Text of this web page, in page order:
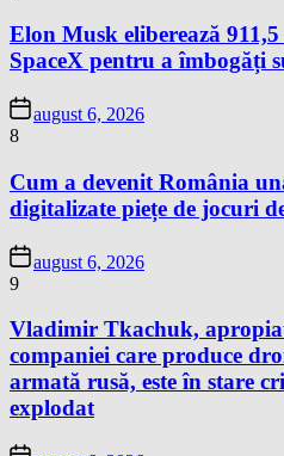
Elon Musk eliberează
SpaceX pentru a îmbogăți
august 6, 2026
8
Cum a devenit România
digitalizate piețe de jocuri
august 6, 2026
9
Vladimir Tkachuk,
companiei care produce
armată rusă, este în stare
explodat